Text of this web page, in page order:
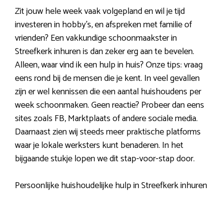
Zit jouw hele week vaak volgepland en wil je tijd
investeren in hobby’s, en afspreken met familie of
vrienden? Een vakkundige schoonmaakster in
Streefkerk inhuren is dan zeker erg aan te bevelen.
Alleen, waar vind ik een hulp in huis? Onze tips: vraag
eens rond bij de mensen die je kent. In veel gevallen
zijn er wel kennissen die een aantal huishoudens per
week schoonmaken. Geen reactie? Probeer dan eens
sites zoals FB, Marktplaats of andere sociale media.
Daarnaast zien wij steeds meer praktische platforms
waar je lokale werksters kunt benaderen. In het
bijgaande stukje lopen we dit stap-voor-stap door.
Persoonlijke huishoudelijke hulp in Streefkerk inhuren